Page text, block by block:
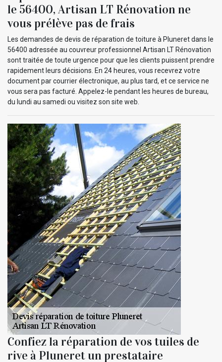
le 56400, Artisan LT Rénovation ne
vous prélève pas de frais
Les demandes de devis de réparation de toiture à Pluneret dans le
56400 adressée au couvreur professionnel Artisan LT Rénovation
sont traitée de toute urgence pour que les clients puissent prendre
rapidement leurs décisions. En 24 heures, vous recevrez votre
document par courrier électronique, au plus tard, et ce service ne
vous sera pas facturé. Appelez-le pendant les heures de bureau,
du lundi au samedi ou visitez son site web.
Confiez la réparation de vos tuiles de
rive à Pluneret un prestataire